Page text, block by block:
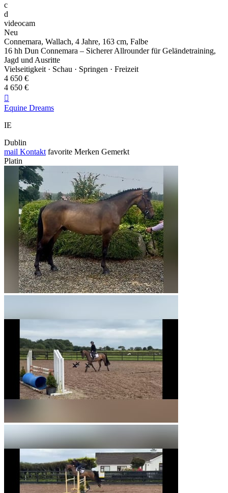
c
d
videocam
Neu
Connemara, Wallach, 4 Jahre, 163 cm, Falbe
16 hh Dun Connemara – Sicherer Allrounder für Geländetraining,
Jagd und Ausritte
Vielseitigkeit · Schau · Springen · Freizeit
4 650 €
4 650 €

Equine Dreams
IE
Dublin
mail Kontakt favorite Merken Gemerkt
Platin